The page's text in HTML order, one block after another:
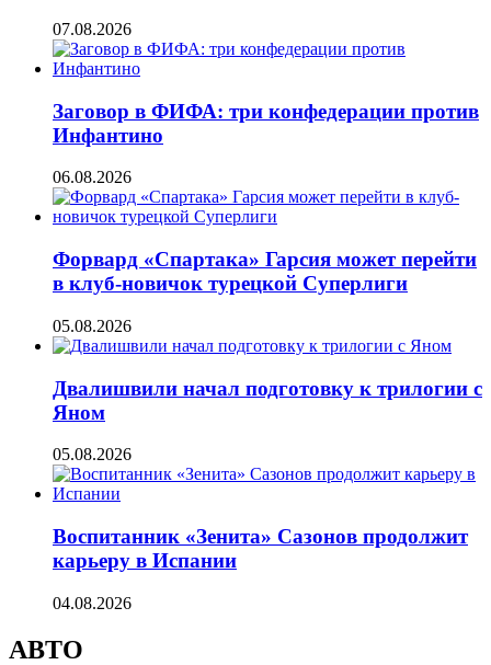
07.08.2026
Заговор в ФИФА: три конфедерации против
Инфантино
06.08.2026
Форвард «Спартака» Гарсия может перейти
в клуб-новичок турецкой Суперлиги
05.08.2026
Двалишвили начал подготовку к трилогии с
Яном
05.08.2026
Воспитанник «Зенита» Сазонов продолжит
карьеру в Испании
04.08.2026
АВТО